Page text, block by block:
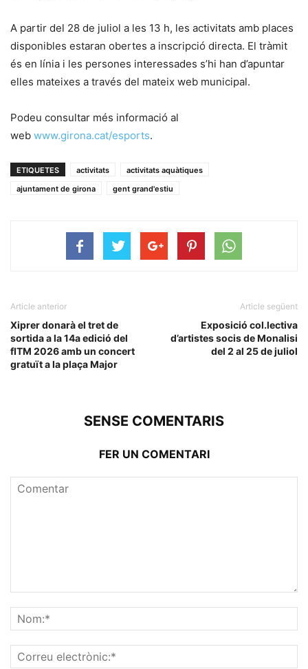
A partir del 28 de juliol a les 13 h, les activitats amb places
disponibles estaran obertes a inscripció directa. El tràmit
és en línia i les persones interessades s’hi han d’apuntar
elles mateixes a través del mateix web municipal.
Podeu consultar més informació al
web www.girona.cat/esports.
ETIQUETES activitats
activitats aquàtiques
ajuntament de girona
gent grand'estiu
Article anterior
Xiprer donarà el tret de
sortida a la 14a edició del
fITM 2026 amb un concert
gratuït a la plaça Major
Article següent
Exposició col.lectiva
d’artistes socis de Monalisi
del 2 al 25 de juliol
SENSE COMENTARIS
FER UN COMENTARI